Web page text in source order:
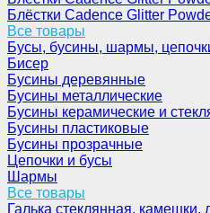
Блёстки Cadence Glitter
Все товары
Бусы, бусины, шармы,
Бисер
Бусины деревянные
Бусины металлические
Бусины керамические и
Бусины пластиковые
Бусины прозрачные
Цепочки и бусы
Шармы
Все товары
Галька стеклянная, камешки,